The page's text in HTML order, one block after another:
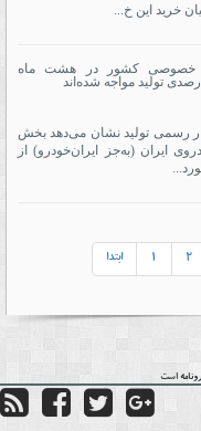
خرید این خ...
خصوصی کشور در هشت ماه
رسمی تولید نشان می‌دهد بخش
(به‌جز ایران‌خودرو) از
ابتدا 2
است